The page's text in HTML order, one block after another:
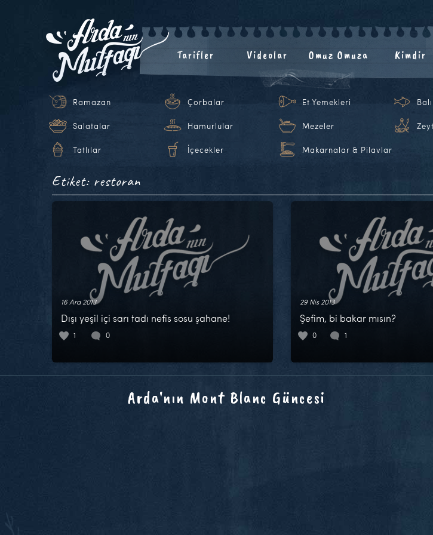
Tarifler Videolar Omuz Omuza Kimdir
Ramazan Çorbalar Et Yemekleri
Salatalar Hamurlular Mezeler
Tatlılar İçecekler Makarnalar & Pilavlar
Etiket: restoran
16 Ara 2013
Dışı yeşil içi sarı tadı nefis sosu şahane!
1 0
29 Nis 2013
Şefim, bi bakar mısın?
0 1
Arda'nın Mont Blanc Güncesi